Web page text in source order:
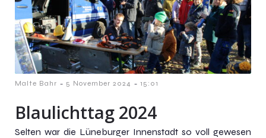
Malte Bahr - 5 November 2024 - 15:01
Blaulichttag 2024
Selten war die Lüneburger Innenstadt so voll gewesen